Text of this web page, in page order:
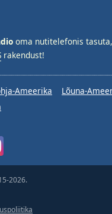
oma nutitelefonis
rakendust!
Ameerika
Lõuna-
2026.